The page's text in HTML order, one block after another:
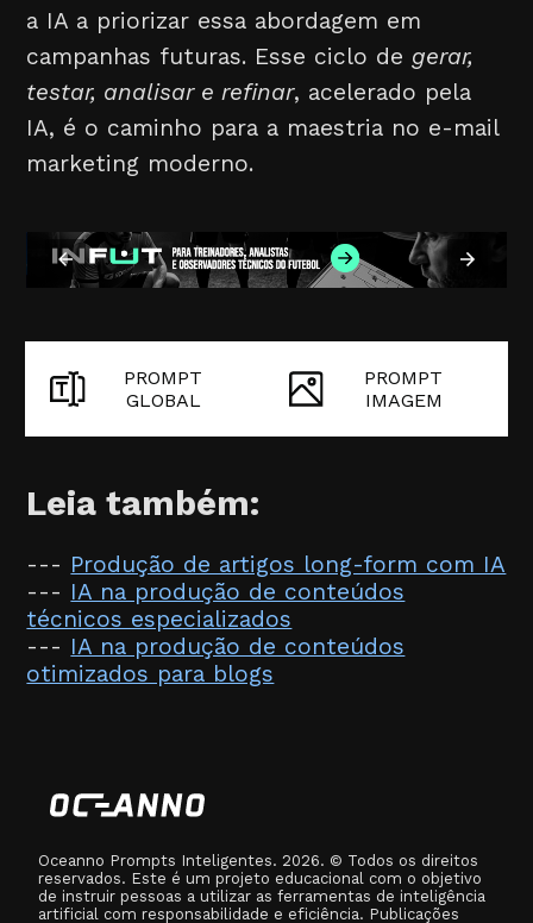
a IA a priorizar essa abordagem em
campanhas futuras. Esse ciclo de gerar,
testar, analisar e refinar, acelerado pela
IA, é o caminho para a maestria no e-mail
marketing moderno.
PROMPT
GLOBAL
PROMPT
IMAGEM
Leia também:
--- Produção de artigos long-form com IA
--- IA na produção de conteúdos
técnicos especializados
--- IA na produção de conteúdos
otimizados para blogs
Oceanno Prompts Inteligentes. 2026. © Todos os direitos
reservados. Este é um projeto educacional com o objetivo
de instruir pessoas a utilizar as ferramentas de inteligência
artificial com responsabilidade e eficiência. Publicações